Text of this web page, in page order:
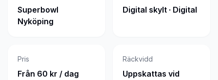
Superbowl
Nyköping
Digital skylt · Digital
Pris
Från 60 kr / dag
Räckvidd
Uppskattas vid